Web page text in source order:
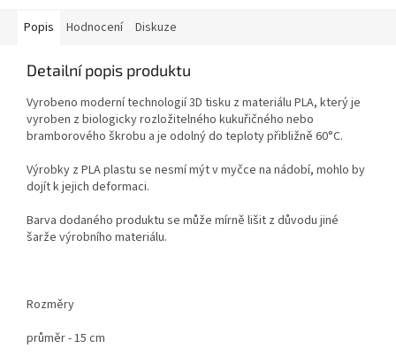
Popis Hodnocení Diskuze
Detailní popis produktu
Vyrobeno moderní technologií 3D tisku z materiálu PLA, který je
vyroben z biologicky rozložitelného kukuřičného nebo
bramborového škrobu a je odolný do teploty přibližně 60°C.
Výrobky z PLA plastu se nesmí mýt v myčce na nádobí, mohlo by
dojít k jejich deformaci.
Barva dodaného produktu se může mírně lišit z důvodu jiné
šarže výrobního materiálu.
Rozměry
průměr - 15 cm